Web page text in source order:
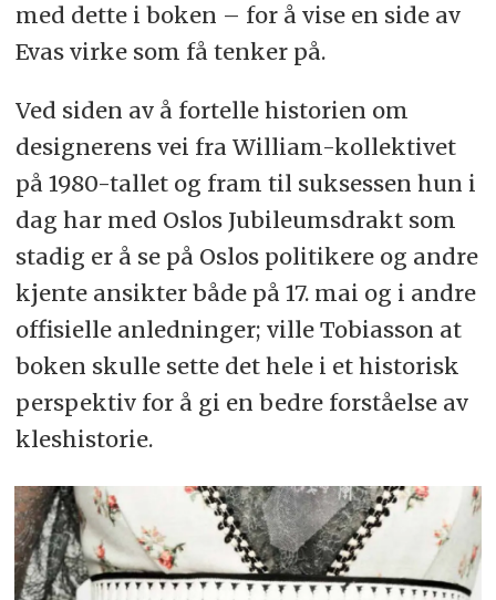
med dette i boken – for å vise en side av
Evas virke som få tenker på.
Ved siden av å fortelle historien om
designerens vei fra William-kollektivet
på 1980-tallet og fram til suksessen hun i
dag har med Oslos Jubileumsdrakt som
stadig er å se på Oslos politikere og andre
kjente ansikter både på 17. mai og i andre
offisielle anledninger; ville Tobiasson at
boken skulle sette det hele i et historisk
perspektiv for å gi en bedre forståelse av
kleshistorie.